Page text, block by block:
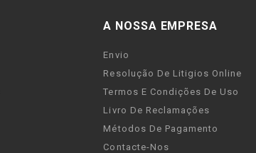
A NOSSA EMPRESA
Envio
Resolução De Litigios Online
Termos E Condições De Uso
Livro De Reclamações
Métodos De Pagamento
Contacte-Nos